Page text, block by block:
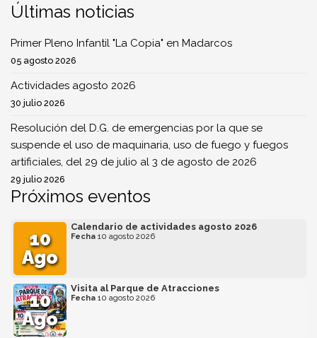
Últimas noticias
Primer Pleno Infantil "La Copia" en Madarcos
05 agosto 2026
Actividades agosto 2026
30 julio 2026
Resolución del D.G. de emergencias por la que se
suspende el uso de maquinaria, uso de fuego y fuegos
artificiales, del 29 de julio al 3 de agosto de 2026
29 julio 2026
Próximos eventos
10
Ago
Calendario de actividades agosto 2026
Fecha 10 agosto 2026
10
Ago
Visita al Parque de Atracciones
Fecha 10 agosto 2026